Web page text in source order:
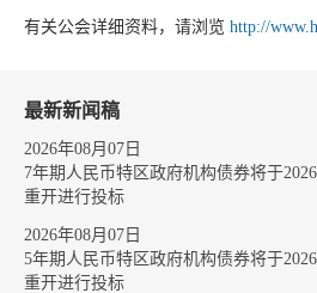
有关公会详细资料，请浏览 http://
最新新闻稿
2026年08月07日
7年期人民币特区政府机构债券将于
重开进行投标
2026年08月07日
5年期人民币特区政府机构债券将于
重开进行投标